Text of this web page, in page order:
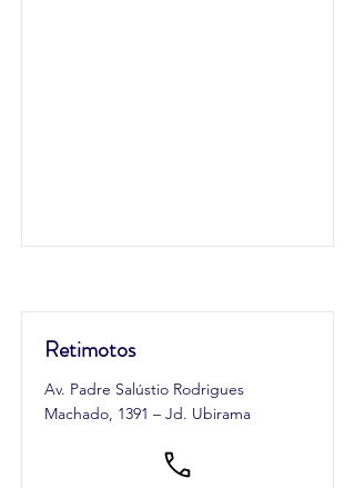
Retimotos
Av. Padre Salústio Rodrigues
Machado, 1391 – Jd. Ubirama